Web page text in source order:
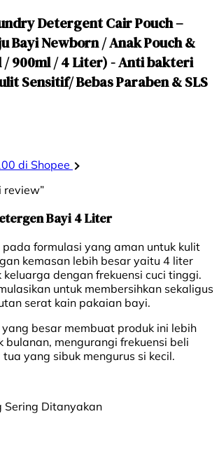
Detergent Cair Pouch –
Bayi Newborn / Anak Pouch &
/ 900ml / 4 Liter) - Anti bakteri
Sensitif/ Bebas Paraben & SLS
di Shopee
review”
Bayi 4 Liter
pada formulasi yang aman untuk kulit
kemasan lebih besar yaitu 4 liter
keluarga dengan frekuensi cuci tinggi.
untuk membersihkan sekaligus
serat kain pakaian bayi.
besar membuat produk ini lebih
bulanan, mengurangi frekuensi beli
yang sibuk mengurus si kecil.
Sering Ditanyakan